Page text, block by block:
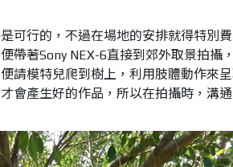
可行的，不過在場地的安排就得特別
帶著Sony NEX-6直接到郊外取景拍攝
請模特兒爬到樹上，利用肢體動作來
會產生好的作品，所以在拍攝時，溝